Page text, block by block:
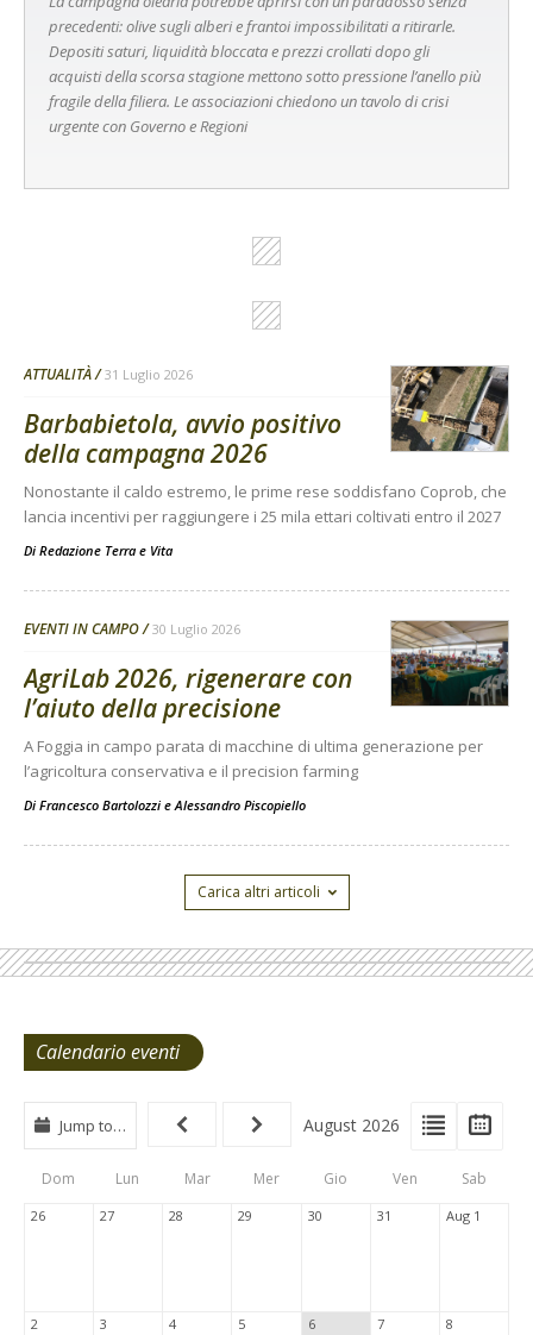
precedenti: olive sugli alberi e frantoi impossibilitati a ritirarle.
Depositi saturi, liquidità bloccata e prezzi crollati dopo gli
acquisti della scorsa stagione mettono sotto pressione l’anello più
fragile della filiera. Le associazioni chiedono un tavolo di crisi
urgente con Governo e Regioni
ATTUALITÀ 31 Luglio 2026
Barbabietola, avvio positivo
della campagna 2026
Nonostante il caldo estremo, le prime rese soddisfano Coprob, che
lancia incentivi per raggiungere i 25 mila ettari coltivati entro il 2027
Di Redazione Terra e Vita
EVENTI IN CAMPO 30 Luglio 2026
AgriLab 2026, rigenerare con
l’aiuto della precisione
A Foggia in campo parata di macchine di ultima generazione per
l’agricoltura conservativa e il precision farming
Di Francesco Bartolozzi e Alessandro Piscopiello
Carica altri articoli
Calendario eventi
View
Type
Tabs
View
List
Jump to… August 2026
Dom Lun Mar Mer Gio Ven Sab
26 27 28 29 30 31 Aug 1
2 3 4 5 6 7 8